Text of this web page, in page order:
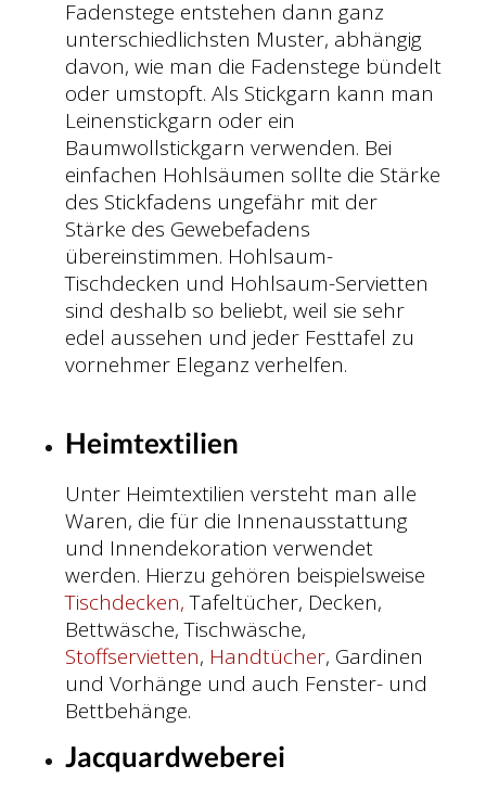
Fadenstege entstehen dann ganz
unterschiedlichsten Muster, abhängig
davon, wie man die Fadenstege bündelt
oder umstopft. Als Stickgarn kann man
Leinenstickgarn oder ein
Baumwollstickgarn verwenden. Bei
einfachen Hohlsäumen sollte die Stärke
des Stickfadens ungefähr mit der
Stärke des Gewebefadens
übereinstimmen. Hohlsaum-
Tischdecken und Hohlsaum-Servietten
sind deshalb so beliebt, weil sie sehr
edel aussehen und jeder Festtafel zu
vornehmer Eleganz verhelfen.
Heimtextilien
Unter Heimtextilien versteht man alle
Waren, die für die Innenausstattung
und Innendekoration verwendet
werden. Hierzu gehören beispielsweise
Tischdecken,Tafeltücher, Decken,
Bettwäsche, Tischwäsche,
Stoffservietten, Handtücher, Gardinen
und Vorhänge und auch Fenster- und
Bettbehänge.
Jacquardweberei